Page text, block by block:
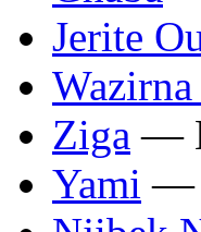
Jerite
Ziga —
Yami —